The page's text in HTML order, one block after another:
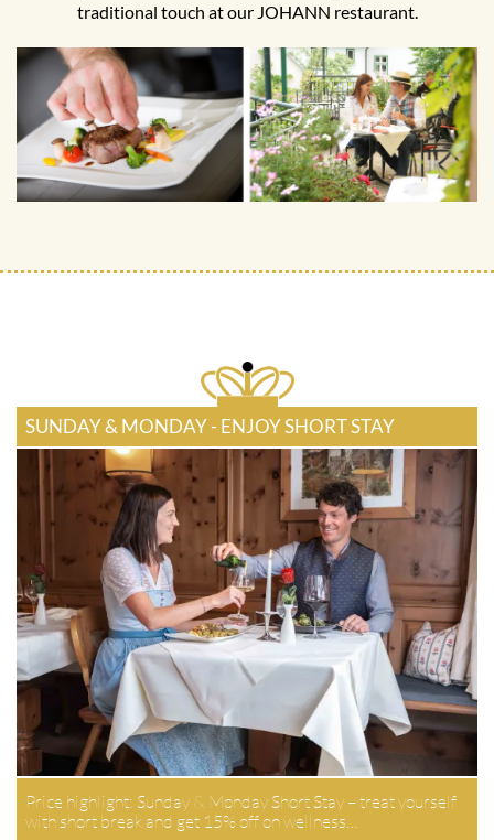
traditional touch at our JOHANN restaurant.
SUNDAY & MONDAY - ENJOY SHORT STAY
Price highlight: Sunday & Monday Short Stay – treat yourself
with short break and get 15% off on wellness…